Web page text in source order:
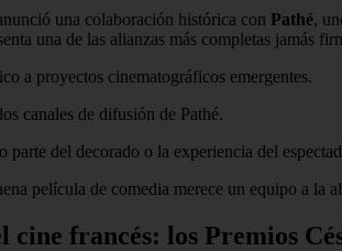
una colaboración histórica con Pathé,
una de las alianzas más completas jamás
a proyectos cinematográficos emergentes.
canales de difusión de Pathé.
parte del decorado o la experiencia del
película de comedia merece un equipo a la
cine francés: los Premios